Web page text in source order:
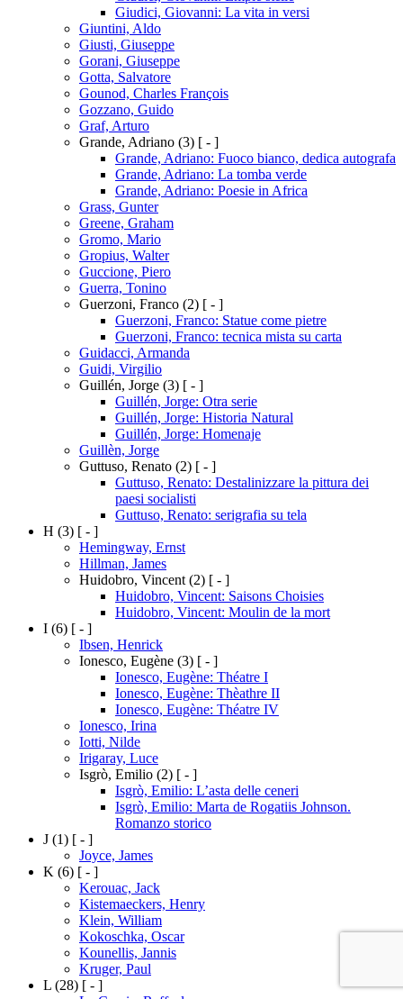
Giudici, Giovanni: La vita in versi
Giuntini, Aldo
Giusti, Giuseppe
Gorani, Giuseppe
Gotta, Salvatore
Gounod, Charles François
Gozzano, Guido
Graf, Arturo
Grande, Adriano (3) [ - ]
Grande, Adriano: Fuoco bianco, dedica autografa
Grande, Adriano: La tomba verde
Grande, Adriano: Poesie in Africa
Grass, Gunter
Greene, Graham
Gromo, Mario
Gropius, Walter
Guccione, Piero
Guerra, Tonino
Guerzoni, Franco (2) [ - ]
Guerzoni, Franco: Statue come pietre
Guerzoni, Franco: tecnica mista su carta
Guidacci, Armanda
Guidi, Virgilio
Guillén, Jorge (3) [ - ]
Guillén, Jorge: Otra serie
Guillén, Jorge: Historia Natural
Guillén, Jorge: Homenaje
Guillèn, Jorge
Guttuso, Renato (2) [ - ]
Guttuso, Renato: Destalinizzare la pittura dei
paesi socialisti
Guttuso, Renato: serigrafia su tela
H (3) [ - ]
Hemingway, Ernst
Hillman, James
Huidobro, Vincent (2) [ - ]
Huidobro, Vincent: Saisons Choisies
Huidobro, Vincent: Moulin de la mort
I (6) [ - ]
Ibsen, Henrick
Ionesco, Eugène (3) [ - ]
Ionesco, Eugène: Théatre I
Ionesco, Eugène: Thèathre II
Ionesco, Eugène: Théatre IV
Ionesco, Irina
Iotti, Nilde
Irigaray, Luce
Isgrò, Emilio (2) [ - ]
Isgrò, Emilio: L’asta delle ceneri
Isgrò, Emilio: Marta de Rogatiis Johnson.
Romanzo storico
J (1) [ - ]
Joyce, James
K (6) [ - ]
Kerouac, Jack
Kistemaeckers, Henry
Klein, William
Kokoschka, Oscar
Kounellis, Jannis
Kruger, Paul
L (28) [ - ]